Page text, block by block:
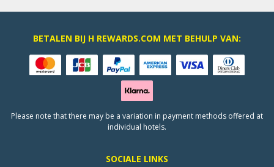
SOCIALE LINKS
BETALEN BIJ H REWARDS.COM MET BEHULP VAN:
Please note that there may be a variation in payment methods offered at
individual hotels.